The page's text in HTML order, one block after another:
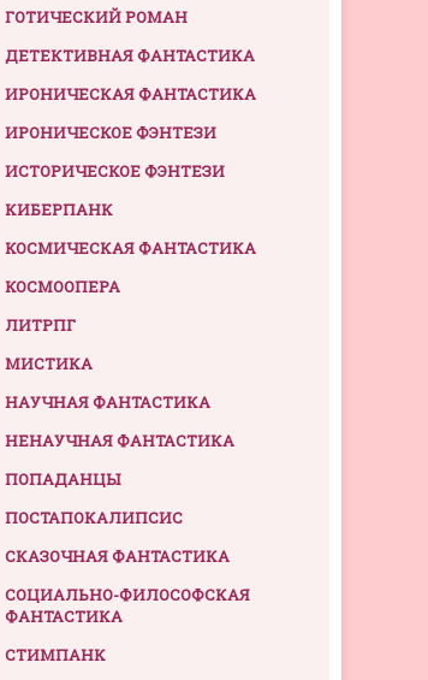
ГОТИЧЕСКИЙ РОМАН
ДЕТЕКТИВНАЯ ФАНТАСТИКА
ИРОНИЧЕСКАЯ ФАНТАСТИКА
ИРОНИЧЕСКОЕ ФЭНТЕЗИ
ИСТОРИЧЕСКОЕ ФЭНТЕЗИ
КИБЕРПАНК
КОСМИЧЕСКАЯ ФАНТАСТИКА
КОСМООПЕРА
ЛИТРПГ
МИСТИКА
НАУЧНАЯ ФАНТАСТИКА
НЕНАУЧНАЯ ФАНТАСТИКА
ПОПАДАНЦЫ
ПОСТАПОКАЛИПСИС
СКАЗОЧНАЯ ФАНТАСТИКА
СОЦИАЛЬНО-ФИЛОСОФСКАЯ
ФАНТАСТИКА
СТИМПАНК